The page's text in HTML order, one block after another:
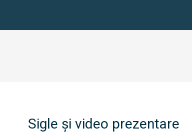
Sigle și video prezentare